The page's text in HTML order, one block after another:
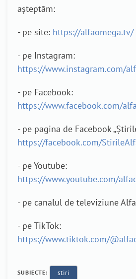
așteptăm:
- pe site: https://alfaomega.tv/
- pe Instagram:
https://www.instagram.com/
- pe Facebook:
https://www.facebook.com/
- pe pagina de Facebook
https://facebook.com/
- pe Youtube:
https://www.youtube.com/
- pe canalul de televiziune
- pe TikTok:
https://www.tiktok.com/
SUBIECTE: stiri